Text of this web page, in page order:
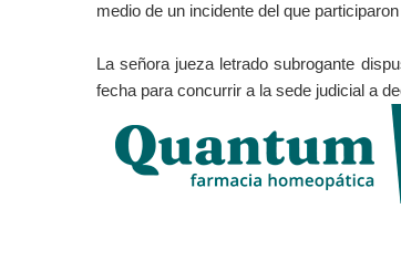
medio de un incidente del que
La señora jueza letrado subrogante
fecha para concurrir a la sede judicial a